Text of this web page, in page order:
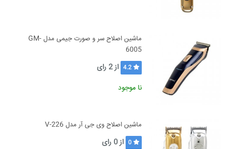
ماشین اصلاح سر و صورت جیمی مدل GM-
6005
4.2 از2رای
نا موجود
ماشین اصلاح وی جی آر مدل V-226
0 از0 رای